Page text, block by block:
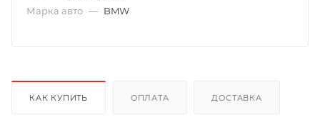
Марка авто — BMW
КАК КУПИТЬ ОПЛАТА ДОСТАВКА